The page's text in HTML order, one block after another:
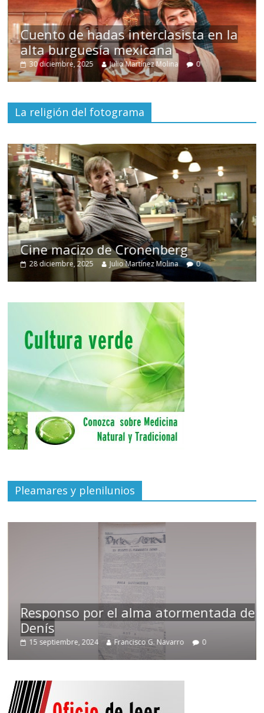
Cuento de hadas interclasista en la
alta burguesía mexicana
30 diciembre, 2025 Julio Martínez Molina 0
La religión del fotograma
Cine macizo de Cronenberg
28 diciembre, 2025 Julio Martínez Molina 0
Pleamares y plenilunios
Responso por el alma atormentada de
Denís
15 septiembre, 2024 Francisco G. Navarro 0